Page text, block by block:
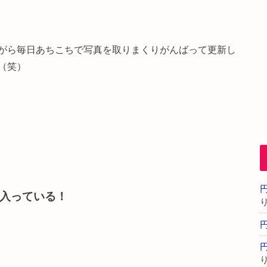
ら毎日あちこちで写真を取りまくりがんばって更新し
笑）
っている！